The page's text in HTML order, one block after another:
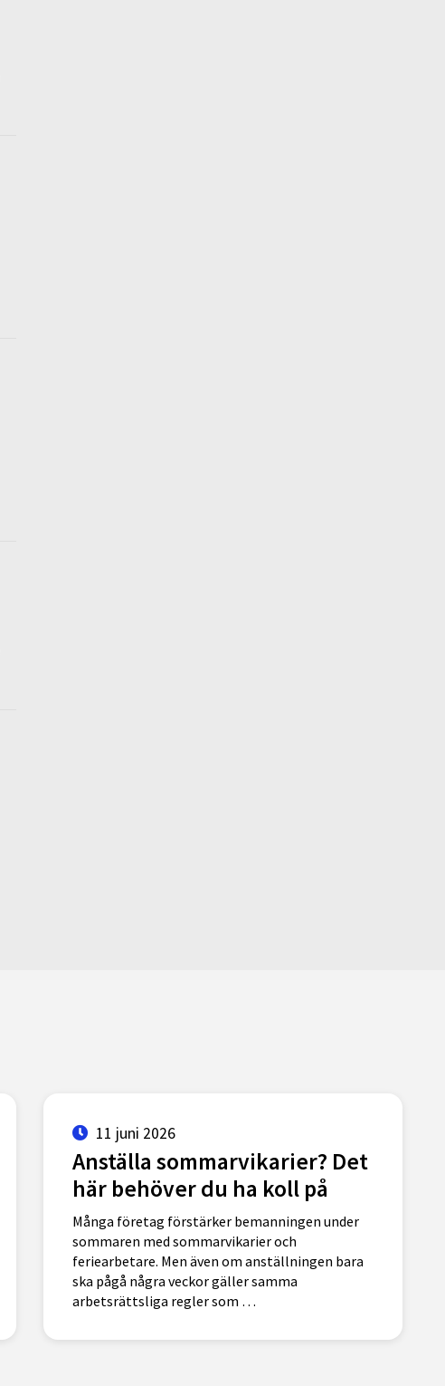
11 juni 2026
Anställa sommarvikarier? Det
här behöver du ha koll på
Många företag förstärker bemanningen under
sommaren med sommarvikarier och
feriearbetare. Men även om anställningen bara
ska pågå några veckor gäller samma
arbetsrättsliga regler som …